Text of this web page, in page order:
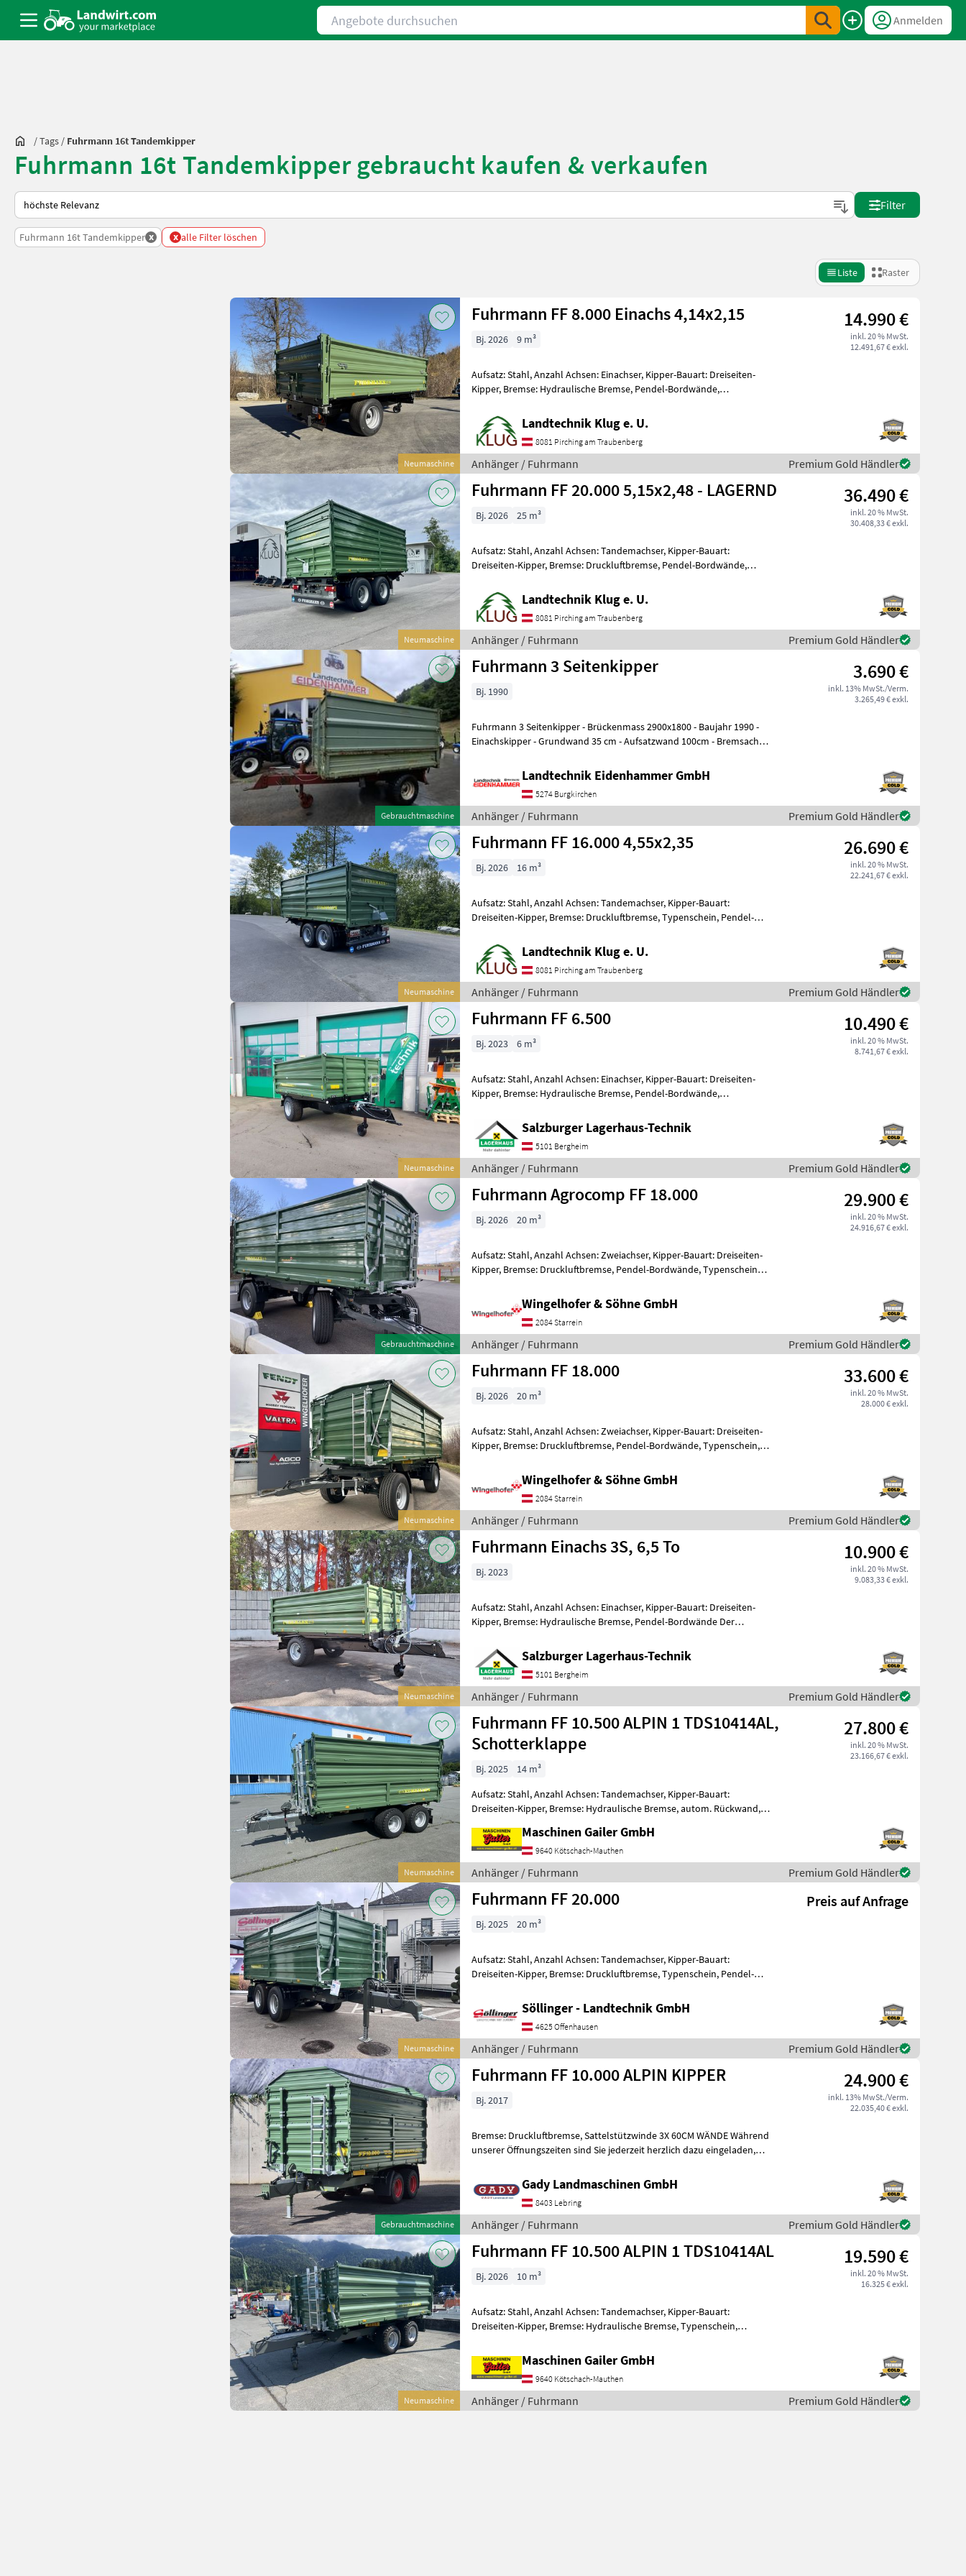
Angebote durchsuchen
Anmelden
/Tags / Fuhrmann 16t Tandemkipper
Fuhrmann 16t Tandemkipper gebraucht kaufen & verkaufen
So wird auf Landwirt.com sortiert
Filter
Fuhrmann 16t Tandemkipper x x alle Filter löschen
Liste Raster
Neumaschine
Fuhrmann FF 8.000 Einachs 4,14x2,15 14.990 €
inkl. 20 % MwSt.
12.491,67 € exkl.
Bj. 2026 9 m³
Aufsatz: Stahl, Anzahl Achsen: Einachser, Kipper-Bauart: Dreiseiten-
Kipper, Bremse: Hydraulische Bremse, Pendel-Bordwände,
Landtechnik Klug e. U.
8081 Pirching am Traubenberg
Anhänger / Fuhrmann Premium Gold Händler
Neumaschine
Fuhrmann FF 20.000 5,15x2,48 - LAGERND 36.490 €
inkl. 20 % MwSt.
30.408,33 € exkl.
Bj. 2026 25 m³
Aufsatz: Stahl, Anzahl Achsen: Tandemachser, Kipper-Bauart:
Dreiseiten-Kipper, Bremse: Druckluftbremse, Pendel-Bordwände,
Landtechnik Klug e. U.
8081 Pirching am Traubenberg
Anhänger / Fuhrmann Premium Gold Händler
Gebrauchtmaschine
Fuhrmann 3 Seitenkipper 3.690 €
inkl. 13% MwSt./Verm.
3.265,49 € exkl.
Bj. 1990
Fuhrmann 3 Seitenkipper - Brückenmass 2900x1800 - Baujahr 1990 -
Einachskipper - Grundwand 35 cm - Aufsatzwand 100cm - Bremsachse
Landtechnik Eidenhammer GmbH
5274 Burgkirchen
Anhänger / Fuhrmann Premium Gold Händler
Neumaschine
Fuhrmann FF 16.000 4,55x2,35 26.690 €
inkl. 20 % MwSt.
22.241,67 € exkl.
Bj. 2026 16 m³
Aufsatz: Stahl, Anzahl Achsen: Tandemachser, Kipper-Bauart:
Dreiseiten-Kipper, Bremse: Druckluftbremse, Typenschein, Pendel-
Landtechnik Klug e. U.
8081 Pirching am Traubenberg
Anhänger / Fuhrmann Premium Gold Händler
Neumaschine
Fuhrmann FF 6.500 10.490 €
inkl. 20 % MwSt.
8.741,67 € exkl.
Bj. 2023 6 m³
Aufsatz: Stahl, Anzahl Achsen: Einachser, Kipper-Bauart: Dreiseiten-
Kipper, Bremse: Hydraulische Bremse, Pendel-Bordwände,
Salzburger Lagerhaus-Technik
5101 Bergheim
Anhänger / Fuhrmann Premium Gold Händler
Gebrauchtmaschine
Fuhrmann Agrocomp FF 18.000 29.900 €
inkl. 20 % MwSt.
24.916,67 € exkl.
Bj. 2026 20 m³
Aufsatz: Stahl, Anzahl Achsen: Zweiachser, Kipper-Bauart: Dreiseiten-
Kipper, Bremse: Druckluftbremse, Pendel-Bordwände, Typenschein
Wingelhofer & Söhne GmbH
2084 Starrein
Anhänger / Fuhrmann Premium Gold Händler
Neumaschine
Fuhrmann FF 18.000 33.600 €
inkl. 20 % MwSt.
28.000 € exkl.
Bj. 2026 20 m³
Aufsatz: Stahl, Anzahl Achsen: Zweiachser, Kipper-Bauart: Dreiseiten-
Kipper, Bremse: Druckluftbremse, Pendel-Bordwände, Typenschein,
Wingelhofer & Söhne GmbH
2084 Starrein
Anhänger / Fuhrmann Premium Gold Händler
Neumaschine
Fuhrmann Einachs 3S, 6,5 To 10.900 €
inkl. 20 % MwSt.
9.083,33 € exkl.
Bj. 2023
Aufsatz: Stahl, Anzahl Achsen: Einachser, Kipper-Bauart: Dreiseiten-
Kipper, Bremse: Hydraulische Bremse, Pendel-Bordwände Der
Salzburger Lagerhaus-Technik
5101 Bergheim
Anhänger / Fuhrmann Premium Gold Händler
Neumaschine
Fuhrmann FF 10.500 ALPIN 1 TDS10414AL,
Schotterklappe
27.800 €
inkl. 20 % MwSt.
23.166,67 € exkl.
Bj. 2025
14 m³
Aufsatz: Stahl, Anzahl Achsen: Tandemachser, Kipper-Bauart:
Dreiseiten-Kipper, Bremse: Hydraulische Bremse, autom. Rückwand,
Maschinen Gailer GmbH
9640 Kötschach-Mauthen
Anhänger / Fuhrmann Premium Gold Händler
Neumaschine
Fuhrmann FF 20.000 Preis auf Anfrage
Bj. 2025 20 m³
Aufsatz: Stahl, Anzahl Achsen: Tandemachser, Kipper-Bauart:
Dreiseiten-Kipper, Bremse: Druckluftbremse, Typenschein, Pendel-
Söllinger - Landtechnik GmbH
4625 Offenhausen
Anhänger / Fuhrmann Premium Gold Händler
Gebrauchtmaschine
Fuhrmann FF 10.000 ALPIN KIPPER 24.900 €
inkl. 13% MwSt./Verm.
22.035,40 € exkl.
Bj. 2017
Bremse: Druckluftbremse, Sattelstützwinde 3X 60CM WÄNDE Während
unserer Öffnungszeiten sind Sie jederzeit herzlich dazu eingeladen,
Gady Landmaschinen GmbH
8403 Lebring
Anhänger / Fuhrmann Premium Gold Händler
Neumaschine
Fuhrmann FF 10.500 ALPIN 1 TDS10414AL 19.590 €
inkl. 20 % MwSt.
16.325 € exkl.
Bj. 2026 10 m³
Aufsatz: Stahl, Anzahl Achsen: Tandemachser, Kipper-Bauart:
Dreiseiten-Kipper, Bremse: Hydraulische Bremse, Typenschein,
Maschinen Gailer GmbH
9640 Kötschach-Mauthen
Anhänger / Fuhrmann Premium Gold Händler